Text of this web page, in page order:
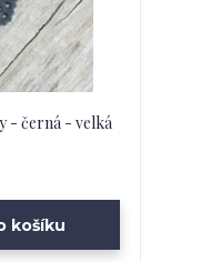
- černá - velká
košíku